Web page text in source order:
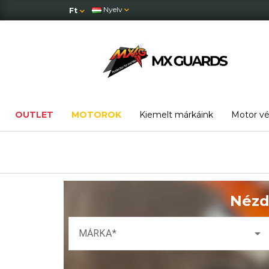
Ft Nyelv
OUTLET MOTOROK Kiemelt márkáink Motor
MÁRKA arrow_drop_down